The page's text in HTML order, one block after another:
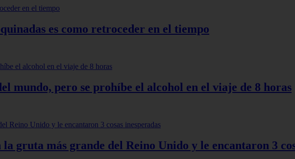
es como retroceder en el tiempo
mundo, pero se prohíbe el alcohol en el viaje de 8 horas
gruta más grande del Reino Unido y le encantaron 3